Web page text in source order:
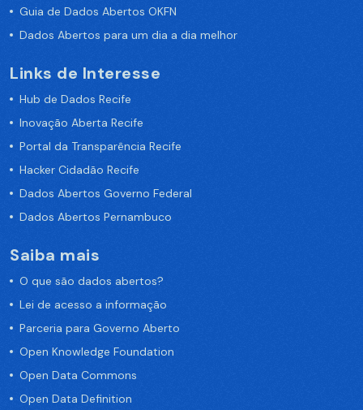
Guia de Dados Abertos OKFN
Dados Abertos para um dia a dia melhor
Links de Interesse
Hub de Dados Recife
Inovação Aberta Recife
Portal da Transparência Recife
Hacker Cidadão Recife
Dados Abertos Governo Federal
Dados Abertos Pernambuco
Saiba mais
O que são dados abertos?
Lei de acesso a informação
Parceria para Governo Aberto
Open Knowledge Foundation
Open Data Commons
Open Data Definition